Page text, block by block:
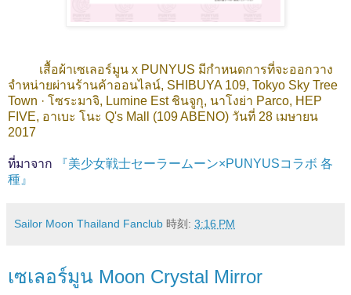
เสื้อผ้าเซเลอร์มูน x PUNYUS มีกำหนดการที่จะออกวาง
จำหน่ายผ่านร้านค้าออนไลน์, SHIBUYA 109, Tokyo Sky Tree
Town · โซระมาจิ, Lumine Est ชินจูกุ, นาโงย่า Parco, HEP
FIVE, อาเบะ โนะ Q's Mall (109 ABENO) วันที่ 28 เมษายน
2017
ที่มาจาก
『美少女戦士セーラームーン×PUNYUSコラボ 各
種』
Sailor Moon Thailand Fanclub 時刻: 3:16 PM
เซเลอร์มูน Moon Crystal Mirror